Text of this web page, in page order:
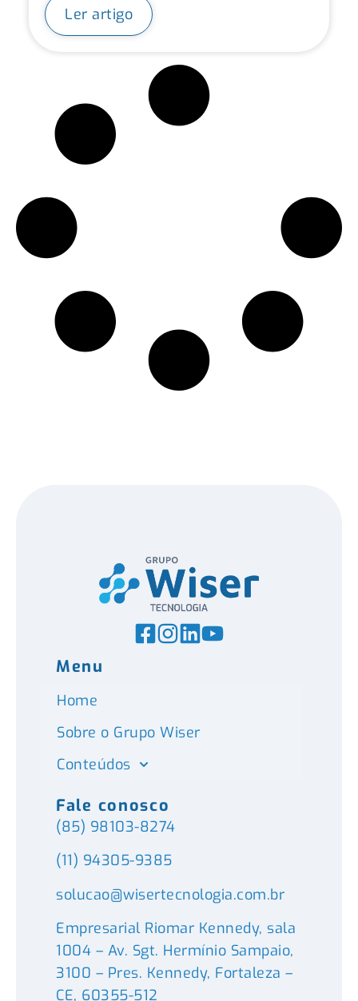
Ler artigo
Menu
Home
Sobre o Grupo Wiser
Conteúdos
Fale conosco
(85) 98103-8274
(11) 94305-9385
solucao@wisertecnologia.com.br
Empresarial Riomar Kennedy, sala
1004 – Av. Sgt. Hermínio Sampaio,
3100 – Pres. Kennedy, Fortaleza –
CE, 60355-512